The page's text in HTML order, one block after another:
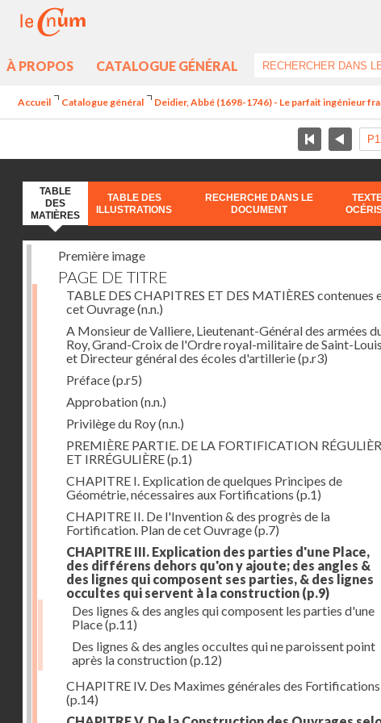
À PROPOS CATALOGUE GÉNÉRAL
Accueil Catalogue général Deidier, Abbé (1698-1746) - Le parfait ingénieur
TABLE
DES
MATIÈRES
TABLE DES
ILLUSTRATIONS
RECHERCHE DANS LE
DOCUMENT
Première image
PAGE DE TITRE
TABLE DES CHAPITRES ET DES MATIÈRES contenues
cet Ouvrage(n.n.)
A Monsieur de Valliere, Lieutenant-Général des armées
Roy, Grand-Croix de l'Ordre royal-militaire de Saint-
et Directeur général des écoles d'artillerie(p.r3)
Préface(p.r5)
Approbation(n.n.)
Privilège du Roy(n.n.)
PREMIÈRE PARTIE. DE LA FORTIFICATION
ET IRRÉGULIÈRE(p.1)
CHAPITRE I. Explication de quelques Principes de
Géométrie, nécessaires aux Fortifications (p.1)
CHAPITRE II. De l'Invention & des progrès de la
Fortification. Plan de cet Ouvrage(p.7)
CHAPITRE III. Explication des parties d'une Place,
des différens dehors qu'on y ajoute; des angles &
des lignes qui composent ses parties, & des lignes
occultes qui servent à la construction (p.9)
Des lignes & des angles qui composent les parties d'une
Place(p.11)
Des lignes & des angles occultes qui ne paroissent point
après la construction(p.12)
CHAPITRE IV. Des Maximes générales des Fortifications
(p.14)